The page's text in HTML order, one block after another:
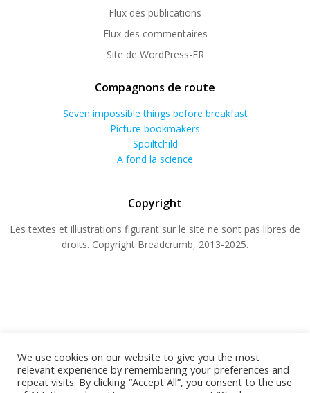
Flux des publications
Flux des commentaires
Site de WordPress-FR
Compagnons de route
Seven impossible things before breakfast
Picture bookmakers
Spoiltchild
A fond la science
Copyright
Les textes et illustrations figurant sur le site ne sont pas libres de
droits. Copyright Breadcrumb, 2013-2025.
We use cookies on our website to give you the most
relevant experience by remembering your preferences and
repeat visits. By clicking “Accept All”, you consent to the use